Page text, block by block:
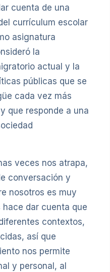
cuenta de una
currículum escolar
asignatura
la
actual y la
públicas que se
cada vez más
que responde a una
veces nos atrapa,
conversación y
nosotros es muy
hace dar cuenta que
contextos,
así que
nos permite
y personal, al